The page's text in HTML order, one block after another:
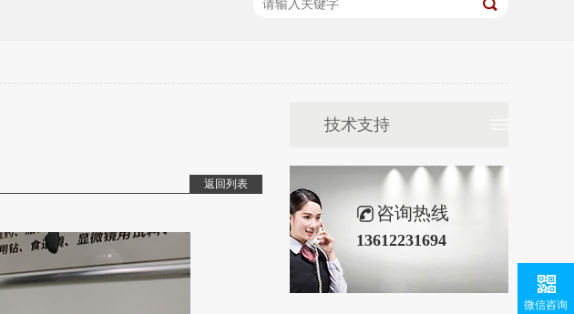
返回列表
技术支持
咨询热线
13612231694
微信咨询